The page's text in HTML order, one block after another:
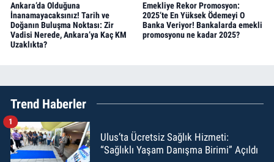
Ankara’da Olduğuna
İnanamayacaksınız! Tarih ve
Doğanın Buluşma Noktası: Zir
Vadisi Nerede, Ankara’ya Kaç KM
Uzaklıkta?
Emekliye Rekor Promosyon:
2025’te En Yüksek Ödemeyi O
Banka Veriyor! Bankalarda emekli
promosyonu ne kadar 2025?
Trend Haberler
Ulus’ta Ücretsiz Sağlık Hizmeti:
“Sağlıklı Yaşam Danışma Birimi” Açıldı
1